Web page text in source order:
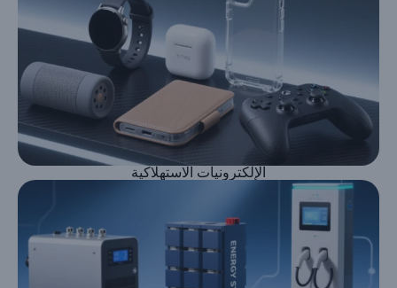
الإلكترونيات الاستهلاكية